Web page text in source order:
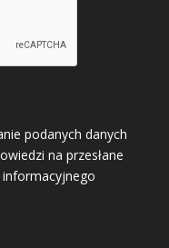
podanych danych
na przesłane
informacyjnego